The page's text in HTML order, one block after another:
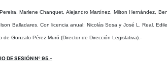
Marlene Chanquet, Alejandro Martínez, Milton Hernández,
Balladares. Con licencia anual: Nicolás Sosa y José L. Real.
Gonzalo Pérez Muró (Director de Dirección Legislativa).-
DE SESIÓN Nº 95.-